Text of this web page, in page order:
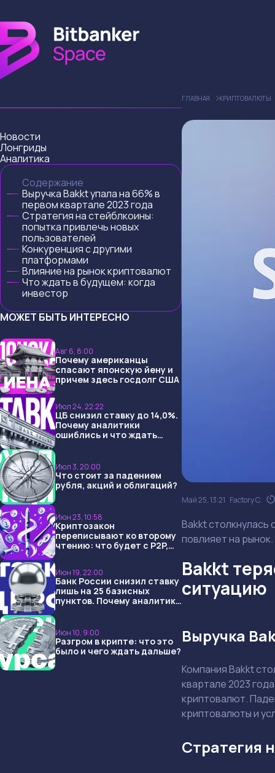
Новости
Лонгриды
Аналитика
Содержание
Выручка Bakkt упала на 66% в
первом квартале 2023 года
Стратегия на стейблкоины:
попытка привлечь новых
пользователей
Конкуренция с другими
платформами
Влияние на рынок криптовалют
Что ждать в будущем: когда
инвестор
МОЖЕТ БЫТЬ ИНТЕРЕСНО
Авг 6, 8:00
Почему американцы
спасают японскую йену и
причем здесь госдолг США
Июл 24, 22:22
ЦБ снизил ставку до 14,0%.
Почему аналитики
ошиблись и что ждать
Июл 3, 20:00
Что стоит за падением
рубля, акций и облигаций?
Июн 23, 10:58
Криптозакон
переписывают ко второму
чтению: что будет с P2P,
Июн 19, 22:00
Банк России снизил ставку
лишь на 25 базисных
пунктов. Почему аналитики
Июн 10, 9:00
Разгром в крипте: что это
было и чего ждать дальше?
ГЛАВНАЯ КРИПТОВАЛЮТЫ
Май 25, 13:21 Factory C.
Bakkt столкнулась
повлияет на рынок.
Bakkt
ситуацию
Выручка
Компания Bakkt
квартале 2023
криптовалют.
криптовалюты и
Стратегия